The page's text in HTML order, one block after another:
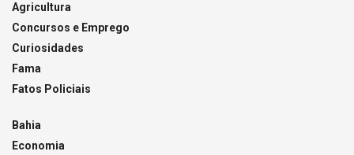
Agricultura
Concursos e Emprego
Curiosidades
Fama
Fatos Policiais
Bahia
Economia